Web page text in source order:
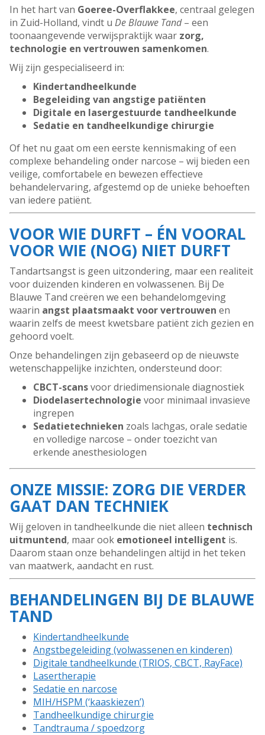
In het hart van Goeree-Overflakkee, centraal gelegen
in Zuid-Holland, vindt u De Blauwe Tand– een
toonaangevende verwijspraktijk waar zorg,
technologie en vertrouwen samenkomen.
Wij zijn gespecialiseerd in:
Kindertandheelkunde
Begeleiding van angstige patiënten
Digitale en lasergestuurde tandheelkunde
Sedatie en tandheelkundige chirurgie
Of het nu gaat om een eerste kennismaking of een
complexe behandeling onder narcose – wij bieden een
veilige, comfortabele en bewezen effectieve
behandelervaring, afgestemd op de unieke behoeften
van iedere patiënt.
VOOR WIE DURFT – ÉN VOORAL
VOOR WIE (NOG) NIET DURFT
Tandartsangst is geen uitzondering, maar een realiteit
voor duizenden kinderen en volwassenen. Bij De
Blauwe Tand creëren we een behandelomgeving
waarin angst plaatsmaakt voor vertrouwen en
waarin zelfs de meest kwetsbare patiënt zich gezien en
gehoord voelt.
Onze behandelingen zijn gebaseerd op de nieuwste
wetenschappelijke inzichten, ondersteund door:
CBCT-scansvoor driedimensionale diagnostiek
Diodelasertechnologie voor minimaal invasieve
ingrepen
Sedatietechnieken zoals lachgas, orale sedatie
en volledige narcose – onder toezicht van
erkende anesthesiologen
ONZE MISSIE: ZORG DIE VERDER
GAAT DAN TECHNIEK
Wij geloven in tandheelkunde die niet alleen technisch
uitmuntend, maar ook emotioneel intelligent is.
Daarom staan onze behandelingen altijd in het teken
van maatwerk, aandacht en rust.
BEHANDELINGEN BIJ DE BLAUWE
TAND
Kindertandheelkunde
Angstbegeleiding (volwassenen en kinderen)
Digitale tandheelkunde (TRIOS, CBCT, RayFace)
Lasertherapie
Sedatie en narcose
MIH/HSPM (‘kaaskiezen’)
Tandheelkundige chirurgie
Tandtrauma / spoedzorg